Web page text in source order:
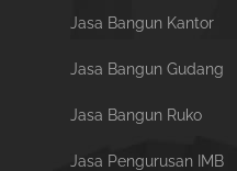
Jasa Bangun Kantor
Jasa Bangun Gudang
Jasa Bangun Ruko
Jasa Pengurusan IMB